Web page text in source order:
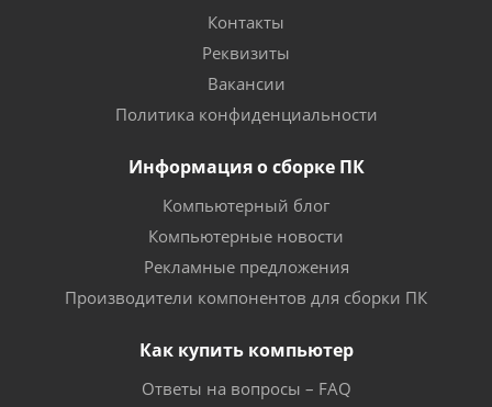
Контакты
Реквизиты
Вакансии
Политика конфиденциальности
Информация о сборке ПК
Компьютерный блог
Компьютерные новости
Рекламные предложения
Производители компонентов для сборки ПК
Как купить компьютер
Ответы на вопросы – FAQ